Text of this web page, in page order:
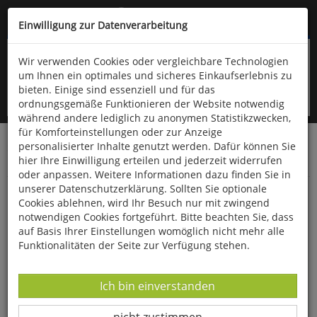
Kompletten Head der Seite überspringen
oder (06766) 9323-960
Startseite Bücher Downloads
Zeitschriften
Der Falke
Rotmilan und Windkraft
Einwilligung zur Datenverarbeitung
Wir verwenden Cookies oder vergleichbare Technologien
um Ihnen ein optimales und sicheres Einkaufserlebnis zu
bieten. Einige sind essenziell und für das
ordnungsgemäße Funktionieren der Website notwendig
während andere lediglich zu anonymen Statistikzwecken,
für Komforteinstellungen oder zur Anzeige
personalisierter Inhalte genutzt werden. Dafür können Sie
hier Ihre Einwilligung erteilen und jederzeit widerrufen
oder anpassen. Weitere Informationen dazu finden Sie in
unserer Datenschutzerklärung. Sollten Sie optionale
Cookies ablehnen, wird Ihr Besuch nur mit zwingend
notwendigen Cookies fortgeführt. Bitte beachten Sie, dass
auf Basis Ihrer Einstellungen womöglich nicht mehr alle
Funktionalitäten der Seite zur Verfügung stehen.
Datenverarbeitung -
Ich bin einverstanden